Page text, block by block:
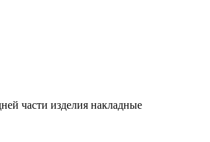
части изделия накладные